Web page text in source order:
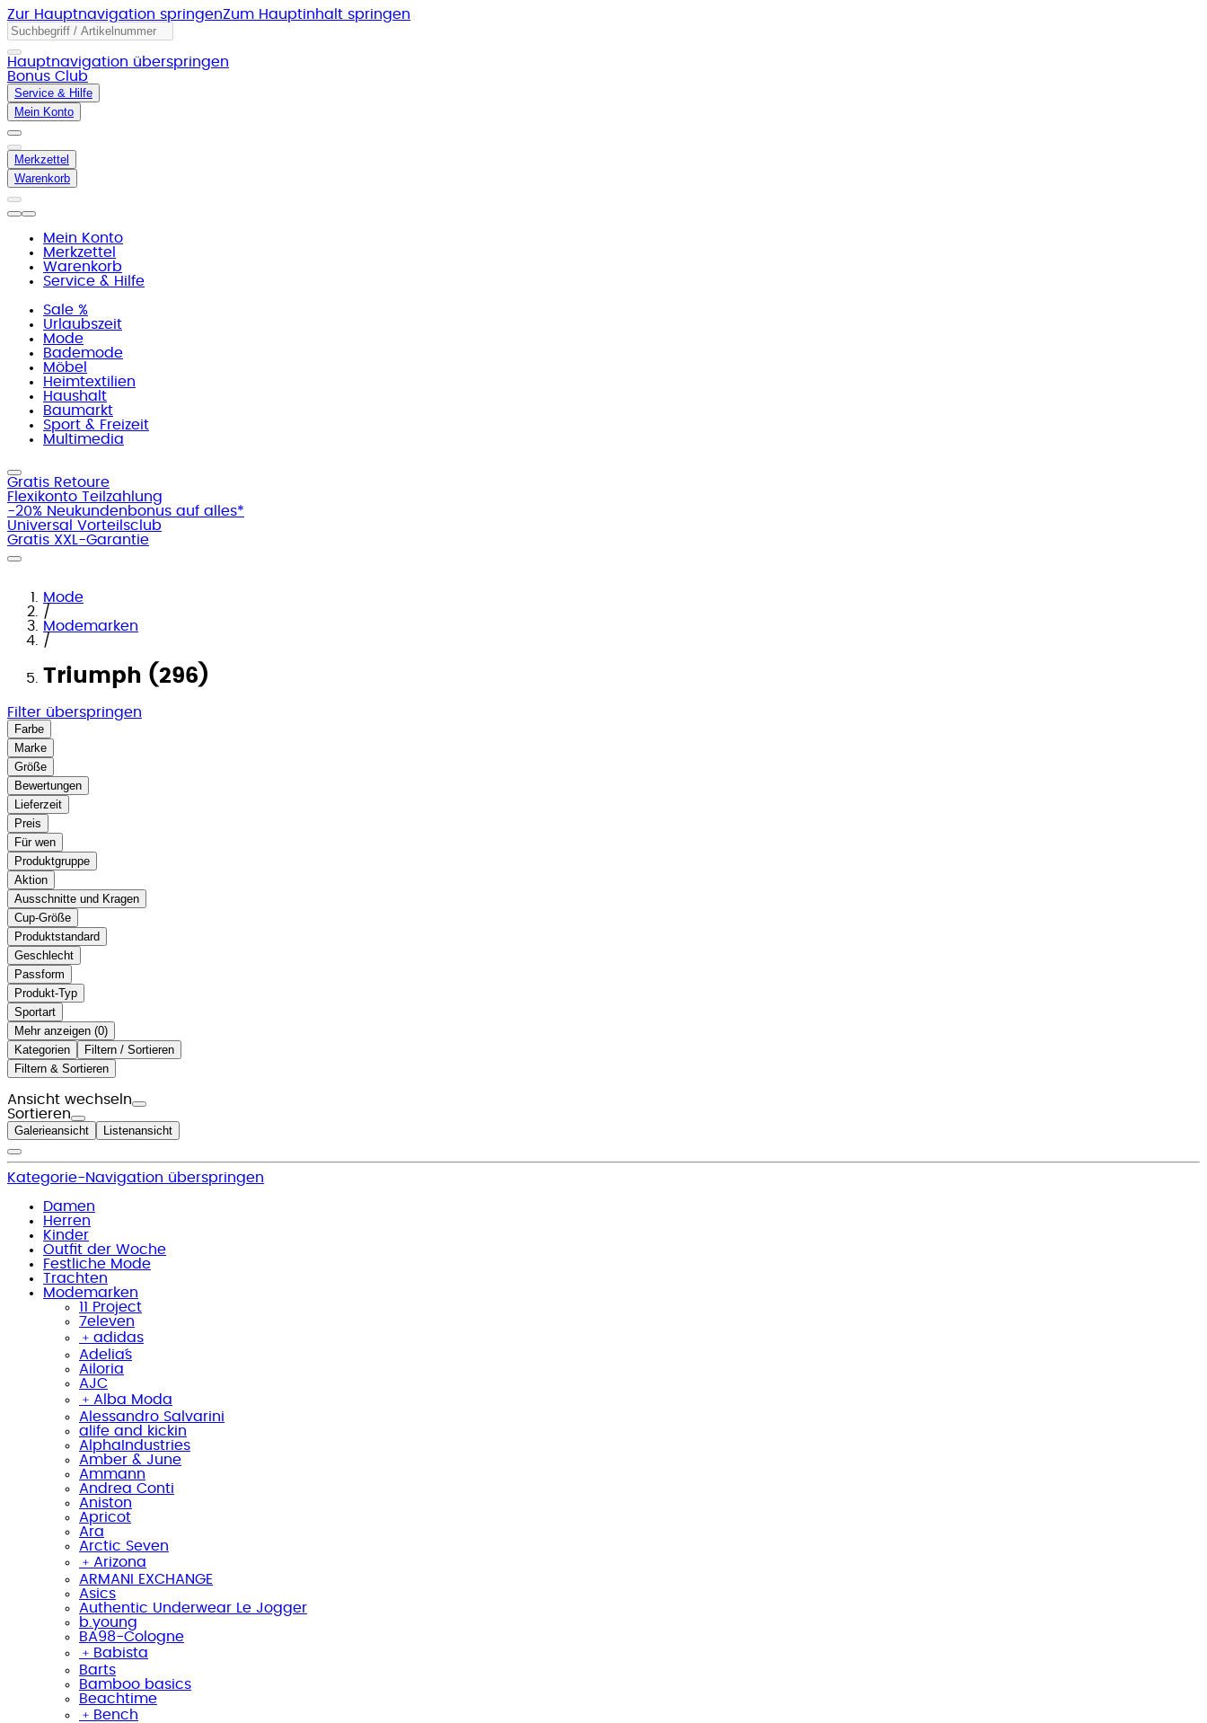
Zur Hauptnavigation springenZum Hauptinhalt springen
Hauptnavigation überspringen
Bonus Club
Service & Hilfe
Mein Konto
Merkzettel
Warenkorb
Mein Konto
Merkzettel
Warenkorb
Service & Hilfe
Sale %
Urlaubszeit
Mode
Bademode
Möbel
Heimtextilien
Haushalt
Baumarkt
Sport & Freizeit
Multimedia
Gratis Retoure
Flexikonto Teilzahlung
-20% Neukundenbonus auf alles*
Universal Vorteilsclub
Gratis XXL-Garantie
Mode
/
Modemarken
/
Triumph (296)
Filter überspringen
Farbe
Marke
Größe
Bewertungen
Lieferzeit
Preis
Für wen
Produktgruppe
Aktion
Ausschnitte und Kragen
Cup-Größe
Produktstandard
Geschlecht
Passform
Produkt-Typ
Sportart
Mehr anzeigen ( )
Kategorien
Filtern / Sortieren
Filtern & Sortieren
Ansicht wechseln
Sortieren
Galerieansicht Listenansicht
Kategorie-Navigation überspringen
Damen
Herren
Kinder
Outfit der Woche
Festliche Mode
Trachten
Modemarken
11 Project
7eleven
﹢ adidas
Adelia´s
Ailoria
AJC
﹢ Alba Moda
Alessandro Salvarini
alife and kickin
AlphaIndustries
Amber & June
Ammann
Andrea Conti
Aniston
Apricot
Ara
Arctic Seven
﹢ Arizona
ARMANI EXCHANGE
Asics
Authentic Underwear Le Jogger
b.young
BA98-Cologne
﹢ Babista
Barts
Bamboo basics
Beachtime
﹢ Bench